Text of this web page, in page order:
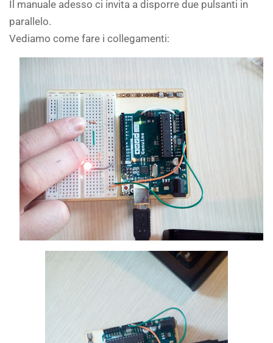
Il manuale adesso ci invita a disporre due pulsanti in
parallelo.
Vediamo come fare i collegamenti: